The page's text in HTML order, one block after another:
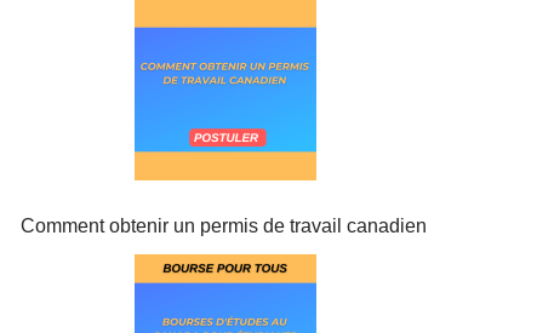
Comment obtenir un permis de travail canadien